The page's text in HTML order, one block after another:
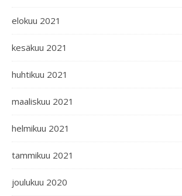
elokuu 2021
kesäkuu 2021
huhtikuu 2021
maaliskuu 2021
helmikuu 2021
tammikuu 2021
joulukuu 2020